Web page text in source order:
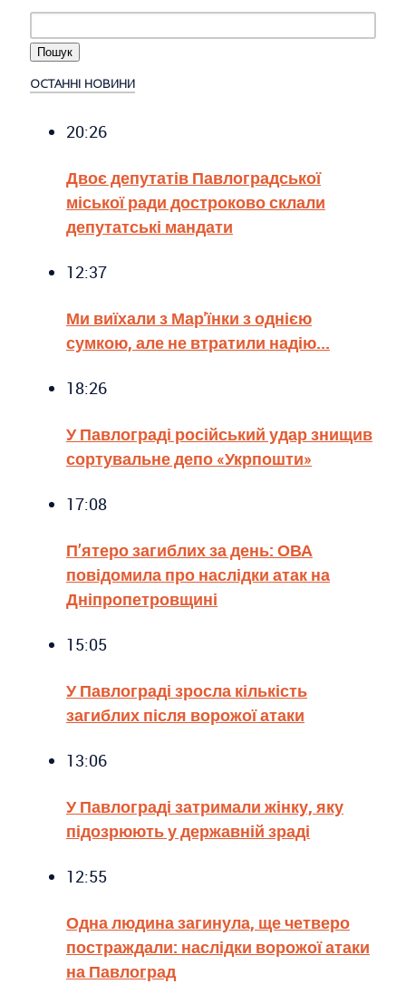
ОСТАННІ НОВИНИ
20:26
Двоє депутатів Павлоградської
міської ради достроково склали
депутатські мандати
12:37
Ми виїхали з Мар'їнки з однією
сумкою, але не втратили надію...
18:26
У Павлограді російський удар знищив
сортувальне депо «Укрпошти»
17:08
П’ятеро загиблих за день: ОВА
повідомила про наслідки атак на
Дніпропетровщині
15:05
У Павлограді зросла кількість
загиблих після ворожої атаки
13:06
У Павлограді затримали жінку, яку
підозрюють у державній зраді
12:55
Одна людина загинула, ще четверо
постраждали: наслідки ворожої атаки
на Павлоград